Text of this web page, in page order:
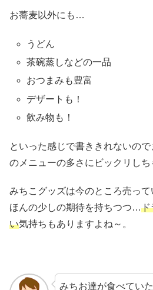
お蕎麦以外にも…
うどん
茶碗蒸しなどの一品
おつまみも豊富
デザートも！
飲み物も！
といった感じで書ききれないの
のメニューの多さにビックリしち
みちこグッズは今のところ売って
ほんの少しの期待を持ちつつ…ド
い気持ちもありますよね～。
みちお達が食べてい